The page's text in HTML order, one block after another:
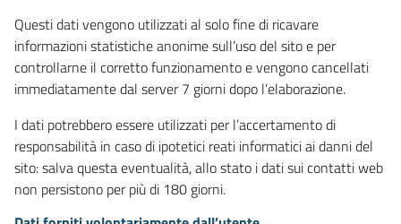
Questi dati vengono utilizzati al solo fine di ricavare
informazioni statistiche anonime sull’uso del sito e per
controllarne il corretto funzionamento e vengono cancellati
immediatamente dal server 7 giorni dopo l’elaborazione.
I dati potrebbero essere utilizzati per l’accertamento di
responsabilità in caso di ipotetici reati informatici ai danni del
sito: salva questa eventualità, allo stato i dati sui contatti web
non persistono per più di 180 giorni.